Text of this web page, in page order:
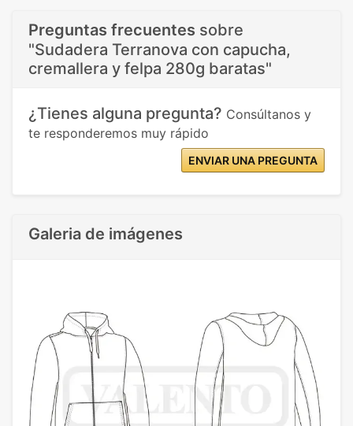
Preguntas frecuentes sobre
"Sudadera Terranova con capucha,
cremallera y felpa 280g baratas"
¿Tienes alguna pregunta? Consúltanos y
te responderemos muy rápido
ENVIAR UNA PREGUNTA
Galeria de imágenes